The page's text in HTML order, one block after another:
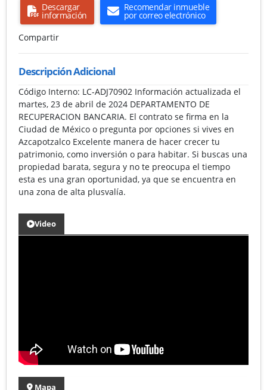
Descargar
información
Recomendar inmueble
por correo electrónico
Compartir
Descripción Adicional
Código Interno: LC-ADJ70902 Información actualizada el
martes, 23 de abril de 2024 DEPARTAMENTO DE
RECUPERACION BANCARIA. El contrato se firma en la
Ciudad de México o pregunta por opciones si vives en
Azcapotzalco Excelente manera de hacer crecer tu
patrimonio, como inversión o para habitar. Si buscas una
propiedad barata, segura y no te preocupa el tiempo
esta es una gran oportunidad, ya que se encuentra en
una zona de alta plusvalía.
Video
Mapa